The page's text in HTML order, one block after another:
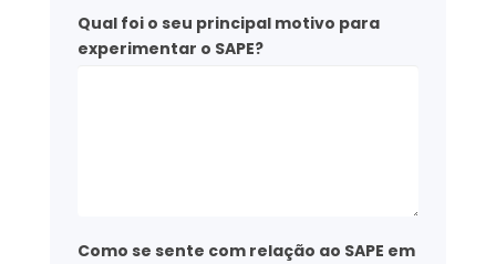
Qual foi o seu principal motivo para
experimentar o SAPE?
Como se sente com relação ao SAPE em